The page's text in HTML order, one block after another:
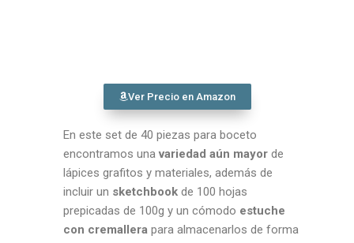
Ver Precio en Amazon
En este set de 40 piezas para boceto
encontramos unavariedad aún mayor de
lápices grafitos y materiales, además de
incluir un sketchbook de 100 hojas
prepicadas de 100g y un cómodo estuche
con cremallera para almacenarlos de forma